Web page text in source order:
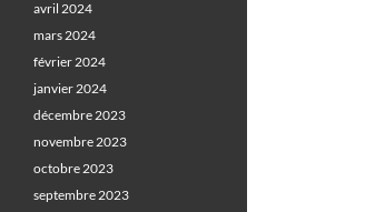
avril 2024
mars 2024
février 2024
janvier 2024
décembre 2023
novembre 2023
octobre 2023
septembre 2023